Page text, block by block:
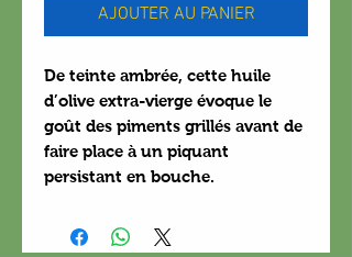
AJOUTER AU PANIER
De teinte ambrée, cette huile
d’olive extra-vierge évoque le
goût des piments grillés avant de
faire place à un piquant
persistant en bouche.